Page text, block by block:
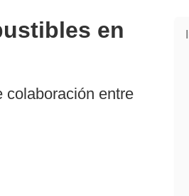
en
colaboración entre